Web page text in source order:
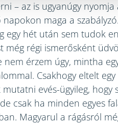
– az is ugyanúgy nyomja
maga a
egy hét után sem tudok
még régi ismerősként
érzem úgy, mintha
Csakhogy eltelt egy
evés-ügyileg, hogy
csak ha minden egyes
Magyarul a rágásról